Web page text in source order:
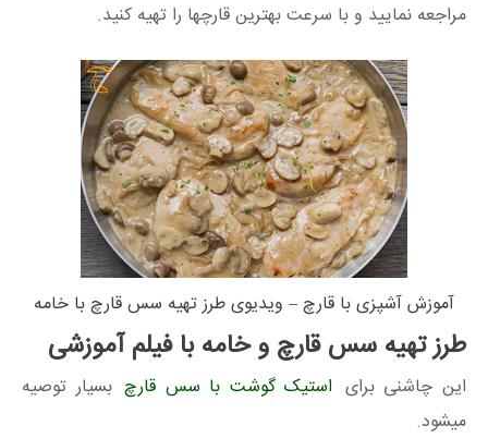
مراجعه نمایید و با سرعت بهترین قارچها را تهیه کنید.
آموزش آشپزی با قارچ – ویدیوی طرز تهیه سس قارچ با خامه
طرز تهیه سس قارچ و خامه با فیلم آموزشی
این چاشنی برای استیک گوشت با سس قارچ بسیار توصیه
میشود.